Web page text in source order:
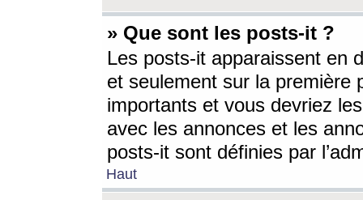
» Que sont les posts-it ?
Les posts-it apparaissent en
et seulement sur la première
importants et vous devriez
avec les annonces et les
posts-it sont définies par
Haut